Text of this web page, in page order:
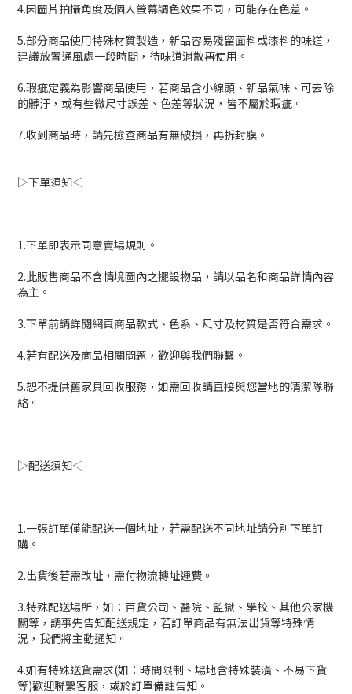
4.因圖片拍攝角度及個人螢幕調色效果不同，可能存在色差。
5.部分商品使用特殊材質製造，新品容易殘留面料或漆料的味道，
建議放置通風處一段時間，待味道消散再使用。
6.瑕疵定義為影響商品使用，若商品含小線頭、新品氣味、可去除
的髒汙，或有些微尺寸誤差、色差等狀況，皆不屬於瑕疵。
7.收到商品時，請先檢查商品有無破損，再拆封膜。
▷下單須知◁
1.下單即表示同意賣場規則。
2.此販售商品不含情境圖內之擺設物品，請以品名和商品詳情內容
為主。
3.下單前請詳閱網頁商品款式、色系、尺寸及材質是否符合需求。
4.若有配送及商品相關問題，歡迎與我們聯繫。
5.恕不提供舊家具回收服務，如需回收請直接與您當地的清潔隊聯
絡。
▷配送須知◁
1.一張訂單僅能配送一個地址，若需配送不同地址請分別下單訂
購。
2.出貨後若需改址，需付物流轉址運費。
3.特殊配送場所，如：百貨公司、醫院、監獄、學校、其他公家機
關等，請事先告知配送規定，若訂單商品有無法出貨等特殊情
況，我們將主動通知。
4.如有特殊送貨需求(如：時間限制、場地含特殊裝潢、不易下貨
等)歡迎聯繫客服，或於訂單備註告知。